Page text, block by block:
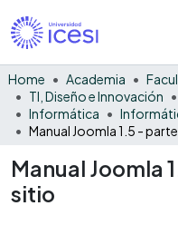
Home Academia
TI, Diseño e Innovación
Informática
Manual Joomla
sitio